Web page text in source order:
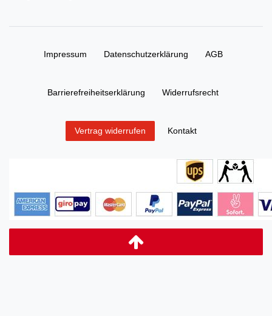
Impressum Daten­schutz­erklärung AGB
Barrierefreiheitserklärung Widerrufs­recht
Vertrag widerrufen Kontakt